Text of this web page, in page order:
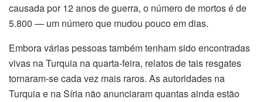
causada por 12 anos de guerra, o número de mortos é de
5.800 — um número que mudou pouco em dias.
Embora várias pessoas também tenham sido encontradas
vivas na Turquia na quarta-feira, relatos de tais resgates
tornaram-se cada vez mais raros. As autoridades na
Turquia e na Síria não anunciaram quantas ainda estão